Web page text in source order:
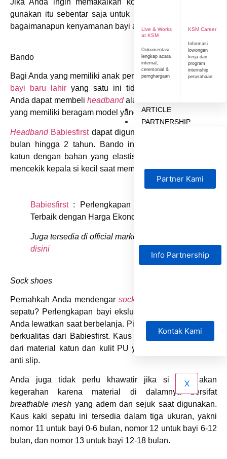
Live & Works
at KSM
Dokumentasi
lengkap acara
internal,
ceremonial &
pernghargaan
KSM Career
Informasi
lowongan
kerja dan
program
internship
perusahaan
ARTICLE
PARTNERSHIP
Partner Kami
Info Partnership
Kontak Kami
X
Jika Anda ingin memakaikan kostum unik, lebih baik
gunakan itu sebentar saja untuk keperluan foto. Sebab,
bagaimanapun kenyamanan bayi adalah hal yang utama.
Bando
Bagi Anda yang memiliki anak perempuan,perlengkapan
bayi baru lahir yang satu ini tidak boleh ketinggalan.
Anda dapat membeli headbandala Korea dari
yang memiliki beragam model yang cantik.
HeadbandBabiesfirstdapat digunakan mulai dari usia 0
bulan hingga 2 tahun. Bando ini terbuat dari material
katun dengan bahan yang elastis, sehingga tidak akan
mencekik kepala si kecil saat memakainya.
Babiesfirst: Perlengkapan Bayi Berkualitas
Terbaik dengan Harga Ekonomis
Juga tersedia di official marketplace kami , klik
disini
Sock shoes
Pernahkah Anda mendengar sock shoes
sepatu? Perlengkapan bayi ekslusif ini juga tidak boleh
Anda lewatkan saat berbelanja. Pilihlan kaus kaki sepatu
berkualitas dari Babiesfirst. Kaus kaki sepatu ini terbuat
dari material katun dan kulit PU yang dilengkapi silikon
anti slip.
Anda juga tidak perlu khawatir jika si kecil akan
kegerahan karena material di dalamnya bersifat
breathable mesh yang adem dan sejuk saat digunakan.
Kaus kaki sepatu ini tersedia dalam tiga ukuran, yakni
nomor 11 untuk bayi 0-6 bulan, nomor 12 untuk bayi 6-12
bulan, dan nomor 13 untuk bayi 12-18 bulan.